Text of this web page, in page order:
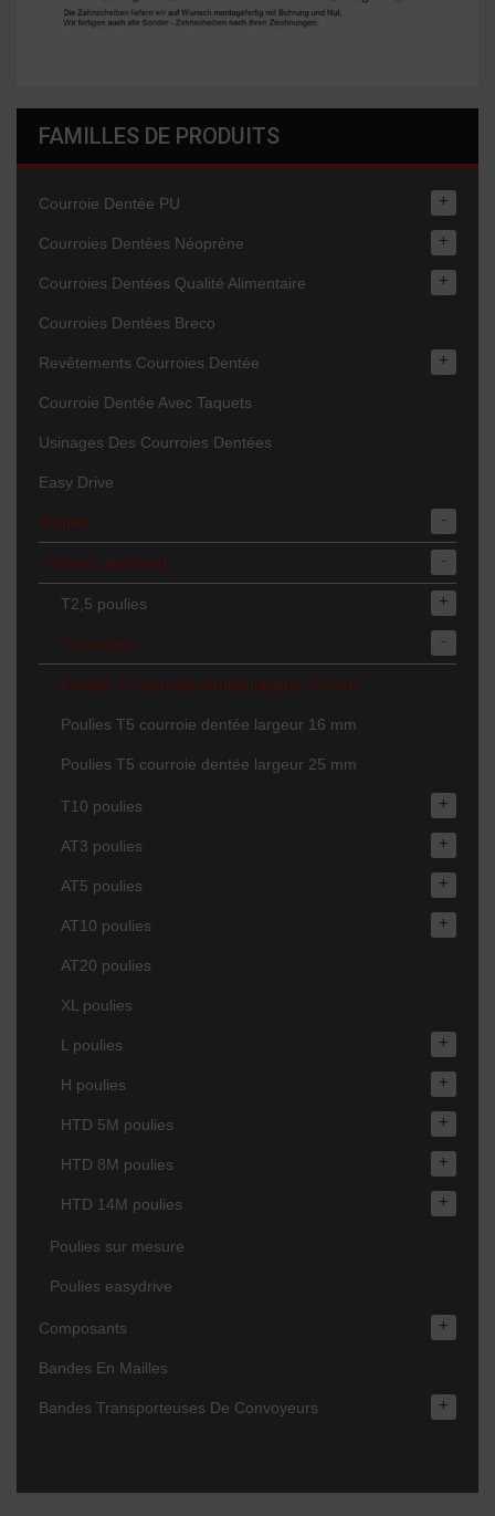
FAMILLES DE PRODUITS
Courroie Dentée PU +
Courroies Dentées Néoprène +
Courroies Dentées Qualité Alimentaire +
Courroies Dentées Breco
Revêtements Courroies Dentée +
Courroie Dentée Avec Taquets
Usinages Des Courroies Dentées
Easy Drive
Poulies -
Poulies standard -
T2,5 poulies +
T5 poulies -
Poulies T5 courroie dentée largeur 10 mm
Poulies T5 courroie dentée largeur 16 mm
Poulies T5 courroie dentée largeur 25 mm
T10 poulies +
AT3 poulies +
AT5 poulies +
AT10 poulies +
AT20 poulies
XL poulies
L poulies +
H poulies +
HTD 5M poulies +
HTD 8M poulies +
HTD 14M poulies +
Poulies sur mesure
Poulies easydrive
Composants +
Bandes En Mailles
Bandes Transporteuses De Convoyeurs +